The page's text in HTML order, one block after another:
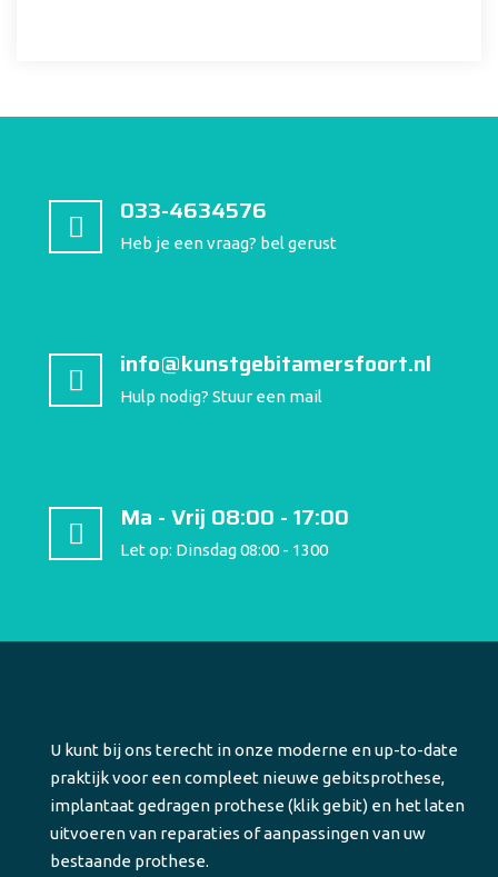
033-4634576
Heb je een vraag? bel gerust
info@kunstgebitamersfoort.nl
Hulp nodig? Stuur een mail
Ma - Vrij 08:00 - 17:00
Let op: Dinsdag 08:00 - 1300
U kunt bij ons terecht in onze moderne en up-to-date
praktijk voor een compleet nieuwe gebitsprothese,
implantaat gedragen prothese (klik gebit) en het laten
uitvoeren van reparaties of aanpassingen van uw
bestaande prothese.